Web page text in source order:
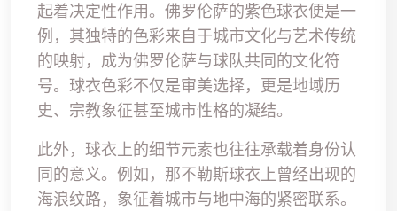
起着决定性作用。佛罗伦萨的紫色球衣便是一
例，其独特的色彩来自于城市文化与艺术传统
的映射，成为佛罗伦萨与球队共同的文化符
号。球衣色彩不仅是审美选择，更是地域历
史、宗教象征甚至城市性格的凝结。
此外，球衣上的细节元素也往往承载着身份认
同的意义。例如，那不勒斯球衣上曾经出现的
海浪纹路，象征着城市与地中海的紧密联系。